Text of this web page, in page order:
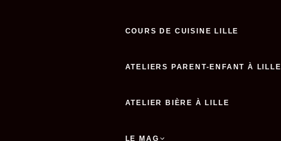
COURS DE CUISINE LILLE
ATELIERS PARENT-ENFANT À LILLE
ATELIER BIÈRE À LILLE
LE MAG